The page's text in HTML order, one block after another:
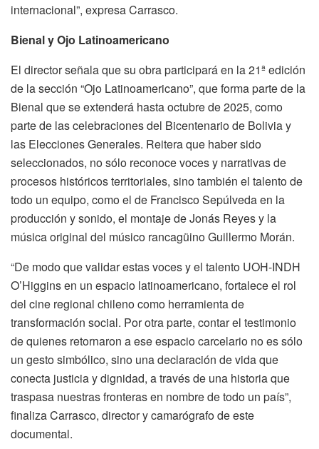
internacional”, expresa Carrasco.
Bienal y Ojo Latinoamericano
El director señala que su obra participará en la 21ª edición
de la sección “Ojo Latinoamericano”, que forma parte de la
Bienal que se extenderá hasta octubre de 2025, como
parte de las celebraciones del Bicentenario de Bolivia y
las Elecciones Generales. Reitera que haber sido
seleccionados, no sólo reconoce voces y narrativas de
procesos históricos territoriales, sino también el talento de
todo un equipo, como el de Francisco Sepúlveda en la
producción y sonido, el montaje de Jonás Reyes y la
música original del músico rancagüino Guillermo Morán.
“De modo que validar estas voces y el talento UOH-INDH
O’Higgins en un espacio latinoamericano, fortalece el rol
del cine regional chileno como herramienta de
transformación social. Por otra parte, contar el testimonio
de quienes retornaron a ese espacio carcelario no es sólo
un gesto simbólico, sino una declaración de vida que
conecta justicia y dignidad, a través de una historia que
traspasa nuestras fronteras en nombre de todo un país”,
finaliza Carrasco, director y camarógrafo de este
documental.